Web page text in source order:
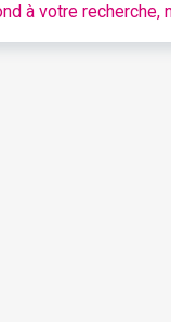
à votre